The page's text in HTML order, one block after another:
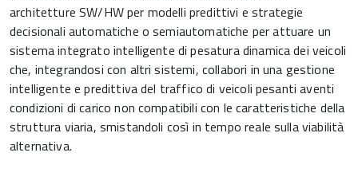
architetture SW/HW per modelli predittivi e strategie
decisionali automatiche o semiautomatiche per attuare un
sistema integrato intelligente di pesatura dinamica dei veicoli
che, integrandosi con altri sistemi, collabori in una gestione
intelligente e predittiva del traffico di veicoli pesanti aventi
condizioni di carico non compatibili con le caratteristiche della
struttura viaria, smistandoli così in tempo reale sulla viabilità
alternativa.